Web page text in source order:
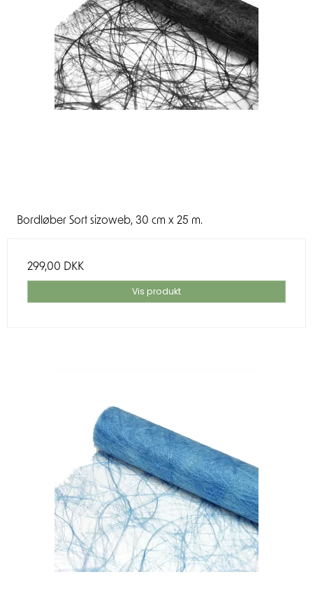
Bordløber Sort sizoweb, 30 cm x 25 m.
299,00 DKK
Vis produkt